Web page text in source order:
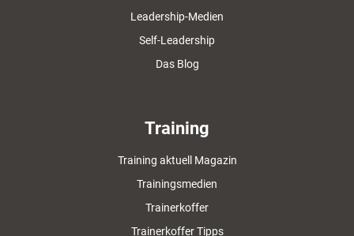
Leadership-Medien
Self-Leadership
Das Blog
Training
Training aktuell Magazin
Trainingsmedien
Trainerkoffer
Trainerkoffer Tipps